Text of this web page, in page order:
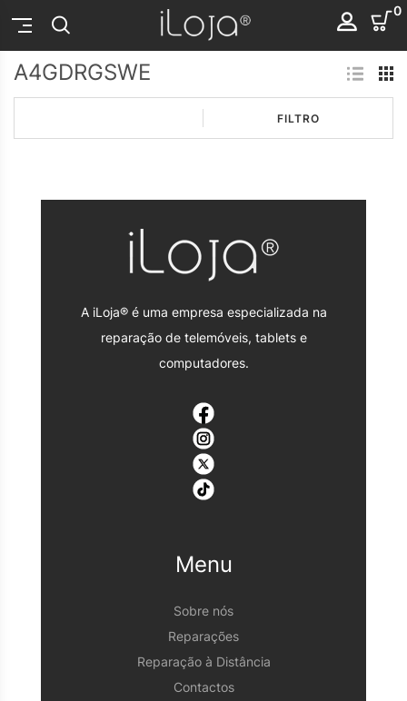
0
A4GDRGSWE
FILTRO
A iLoja® é uma empresa especializada na
reparação de telemóveis, tablets e
computadores.
Menu
Sobre nós
Reparações
Reparação à Distância
Contactos